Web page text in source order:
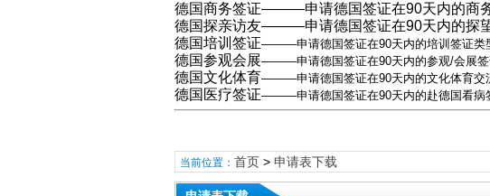
德国商务签证———申请德国签证在90天内的商务
德国探亲访友———申请德国签证在90天内的探望
德国培训签证———申请德国签证在90天内的培训签证类
德国参观会展———申请德国签证在90天内的参观/会展签
德国文化体育———申请德国签证在90天内的文化体育交
德国医疗签证———申请德国签证在90天内的赴德国看病
当前位置： 首页> 申请表下载